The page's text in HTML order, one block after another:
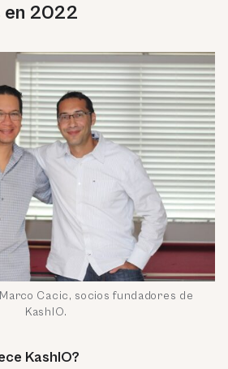
en 2022
Cacic, socios fundadores de
KashIO.
KashIO?